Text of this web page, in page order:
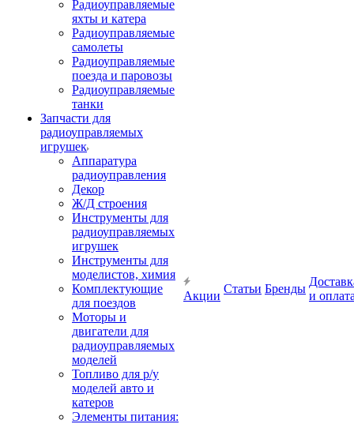
Радиоуправляемые
яхты и катера
Радиоуправляемые
самолеты
Радиоуправляемые
поезда и паровозы
Радиоуправляемые
танки
Запчасти для
радиоуправляемых
игрушек
Аппаратура
радиоуправления
Декор
Ж/Д строения
Инструменты для
радиоуправляемых
игрушек
Инструменты для
моделистов, химия
Комплектующие
для поездов
Моторы и
двигатели для
радиоуправляемых
моделей
Топливо для р/у
моделей авто и
катеров
Элементы питания:
Акции
Статьи Бренды
и